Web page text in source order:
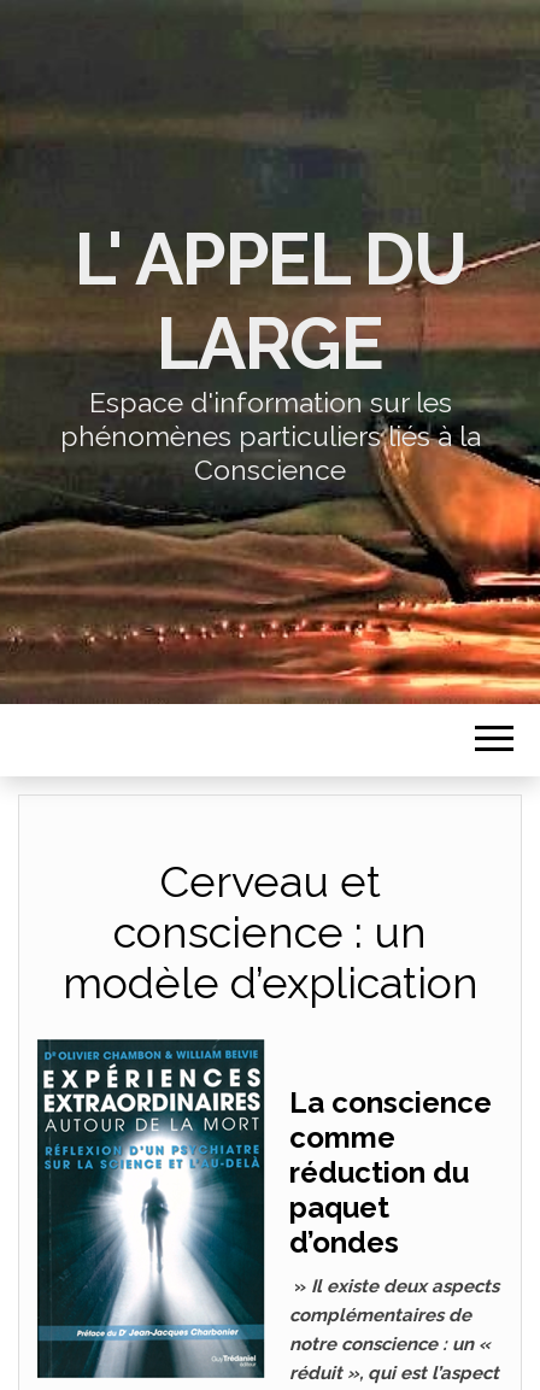
L' APPEL DU
LARGE
Espace d'information sur les
phénomènes particuliers liés à la
Conscience
Cerveau et
conscience : un
modèle d’explication
La conscience
comme
réduction du
paquet
d’ondes
» Il existe deux aspects
complémentaires de
notre conscience : un «
réduit », qui est l’aspect